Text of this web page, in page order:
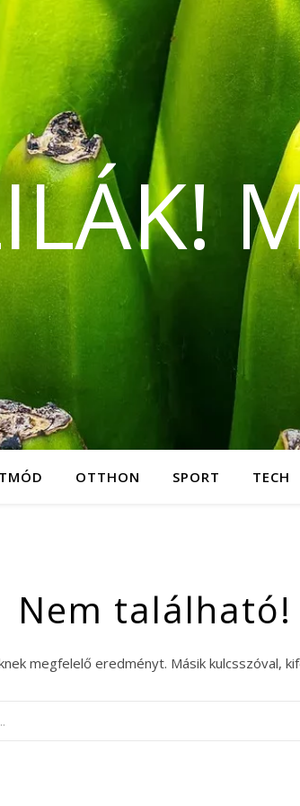
OTTHON SPORT TECH
Nem található!
megfelelő eredményt. Másik kulcsszóval,